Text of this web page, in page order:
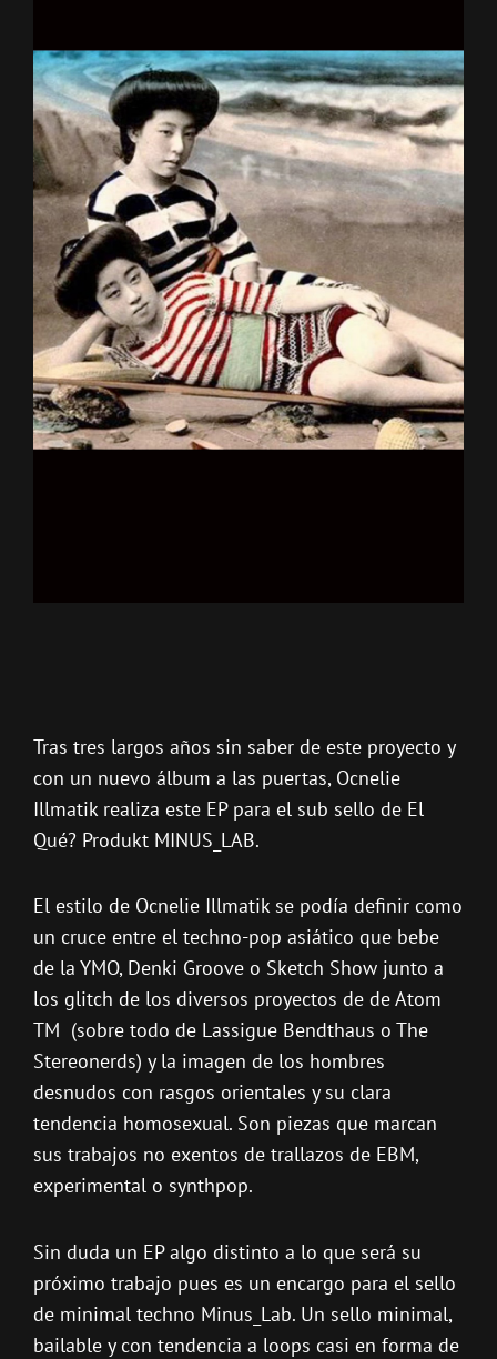
Tras tres largos años sin saber de este proyecto y
con un nuevo álbum a las puertas, Ocnelie
Illmatik realiza este EP para el sub sello de El
Qué? Produkt MINUS_LAB.
El estilo de Ocnelie Illmatik se podía definir como
un cruce entre el techno-pop asiático que bebe
de la YMO, Denki Groove o Sketch Show junto a
los glitch de los diversos proyectos de de Atom
TM (sobre todo de Lassigue Bendthaus o The
Stereonerds) y la imagen de los hombres
desnudos con rasgos orientales y su clara
tendencia homosexual. Son piezas que marcan
sus trabajos no exentos de trallazos de EBM,
experimental o synthpop.
Sin duda un EP algo distinto a lo que será su
próximo trabajo pues es un encargo para el sello
de minimal techno Minus_Lab. Un sello minimal,
bailable y con tendencia a loops casi en forma de